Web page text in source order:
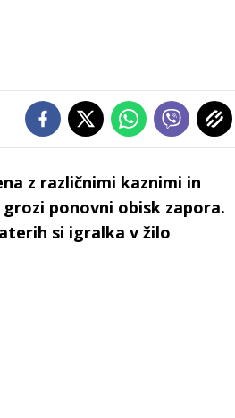
z različnimi kaznimi in
ponovni obisk zapora.
si igralka v žilo